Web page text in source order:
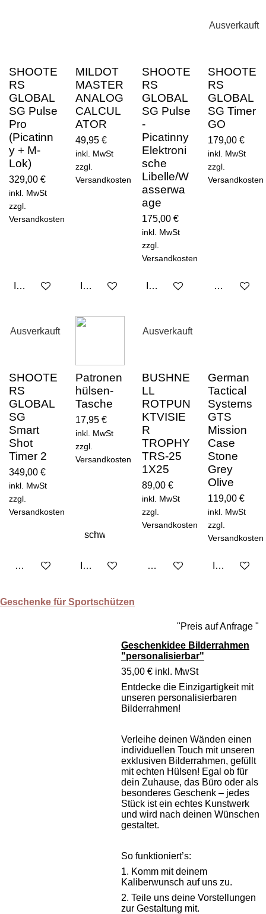
SHOOTE
RS
GLOBAL
SG Pulse
Pro
(Picatinn
y + M-
Lok)
329,00 €
inkl. MwSt
zzgl.
Versandkosten
In den Warenkorb
MILDOT
MASTER
ANALOG
CALCUL
ATOR
49,95 €
inkl. MwSt
zzgl.
Versandkosten
In den Warenkorb
SHOOTE
RS
GLOBAL
SG Pulse
-
Picatinny
Elektroni
sche
Libelle/W
asserwa
age
175,00 €
inkl. MwSt
zzgl.
Versandkosten
In den Warenkorb
Ausverkauft
SHOOTE
RS
GLOBAL
SG Timer
GO
179,00 €
inkl. MwSt
zzgl.
Versandkosten
Bei
Ausverkauft
SHOOTE
RS
GLOBAL
SG
Smart
Shot
Timer 2
349,00 €
inkl. MwSt
zzgl.
Versandkosten
Bei Verfügbarkeit benachrichtigen
Patronen
hülsen-
Tasche
17,95 €
inkl. MwSt
zzgl.
Versandkosten
In den Warenkorb
Ausverkauft
BUSHNE
LL
ROTPUN
KTVISIE
R
TROPHY
TRS-25
1X25
89,00 €
inkl. MwSt
zzgl.
Versandkosten
Bei Verfügbarkeit
German
Tactical
Systems
GTS
Mission
Case
Stone
Grey
Olive
119,00 €
inkl. MwSt
zzgl.
Versandkosten
In den
Geschenke für Sportschützen
"Preis auf Anfrage "
Geschenkidee Bilderrahmen
"personalisierbar"
35,00 € inkl. MwSt
Entdecke die Einzigartigkeit mit
unseren personalisierbaren
Bilderrahmen!
Verleihe deinen Wänden einen
individuellen Touch mit unseren
exklusiven Bilderrahmen, gefüllt
mit echten Hülsen! Egal ob für
dein Zuhause, das Büro oder als
besonderes Geschenk – jedes
Stück ist ein echtes Kunstwerk
und wird nach deinen Wünschen
gestaltet.
So funktioniert’s:
1. Komm mit deinem
Kaliberwunsch auf uns zu.
2. Teile uns deine Vorstellungen
zur Gestaltung mit.